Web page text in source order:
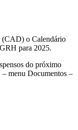
(CAD) o Calendário
para 2025.
do próximo
menu Documentos –